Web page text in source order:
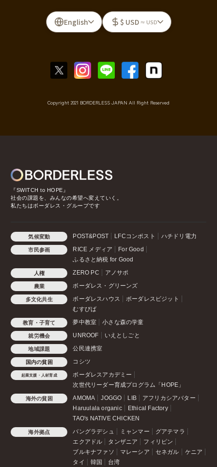
English $ USD ≈ USD
Copyright 2021 BORDERLESS JAPAN All Right Reserved
『SWITCH to HOPE』
社会の課題を、みんなの希望へ変えていく。
私たちはボーダレス・グループです
気候変動 POST&POST LFCコンポスト ハチドリ電力
市民参画 RICE メディア
For Good
ふるさと納税 for Good
人権 ZERO PC アノサポ
農業 ボーダレス・グリーンズ
多文化共生 ボーダレスハウス
ボーダレスビジット
むすびば
教育・子育て 夢中教室 小さな森の学童
就労機会 UNROOF いえとしごと
地域課題 公民連携室
国内の貧困 コシツ
起業支援・人材育成
ボーダレスアカデミー
次世代リーダー育成プログラム「HOPE」
海外の貧困 AMOMA JOGGO LIB
アフリカシアバター
Haruulala organic
Ethical Factory
TAO's NATIVE CHICKEN
海外拠点 バングラデシュ ミャンマー
グアテマラ
エクアドル
タンザニア
フィリピン
ブルキナファソ
マレーシア セネガル
ケニア
タイ
韓国 台湾